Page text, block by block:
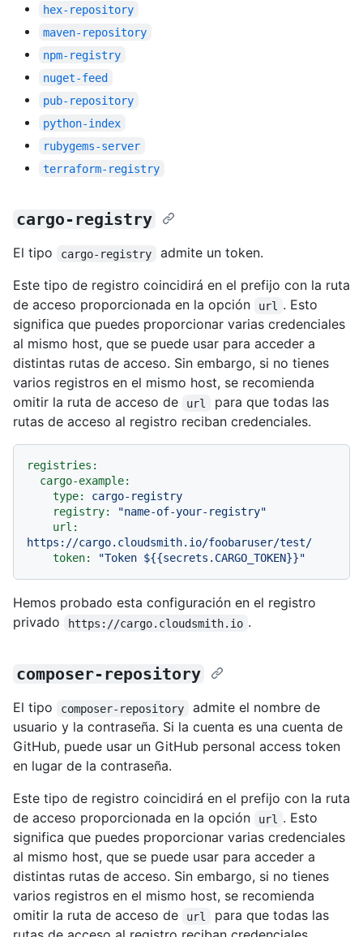
hex-repository
maven-repository
npm-registry
nuget-feed
pub-repository
python-index
rubygems-server
terraform-registry
cargo-registry
El tipo cargo-registry
admite un token.
Este tipo de registro coincidirá en el prefijo con la ruta
de acceso proporcionada en la opción
url
. Esto
significa que puedes proporcionar varias credenciales
al mismo host, que se puede usar para acceder a
distintas rutas de acceso. Sin embargo, si no tienes
varios registros en el mismo host, se recomienda
omitir la ruta de acceso de
url
para que todas las
rutas de acceso al registro reciban credenciales.
registries:
cargo-example:
type:
cargo-registry
registry:
"name-of-your-registry"
url:
https://cargo.cloudsmith.io/foobaruser/test/
token:
"Token ${{secrets.CARGO_TOKEN}}"
Hemos probado esta configuración en el registro
privado
https://cargo.cloudsmith.io .
composer-repository
El tipo composer-repository
admite el nombre de
usuario y la contraseña. Si la cuenta es una cuenta de
GitHub, puede usar un GitHub personal access token
en lugar de la contraseña.
Este tipo de registro coincidirá en el prefijo con la ruta
de acceso proporcionada en la opción
url
. Esto
significa que puedes proporcionar varias credenciales
al mismo host, que se puede usar para acceder a
distintas rutas de acceso. Sin embargo, si no tienes
varios registros en el mismo host, se recomienda
omitir la ruta de acceso de
url
para que todas las